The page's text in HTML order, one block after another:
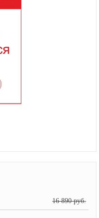
16 890 руб.